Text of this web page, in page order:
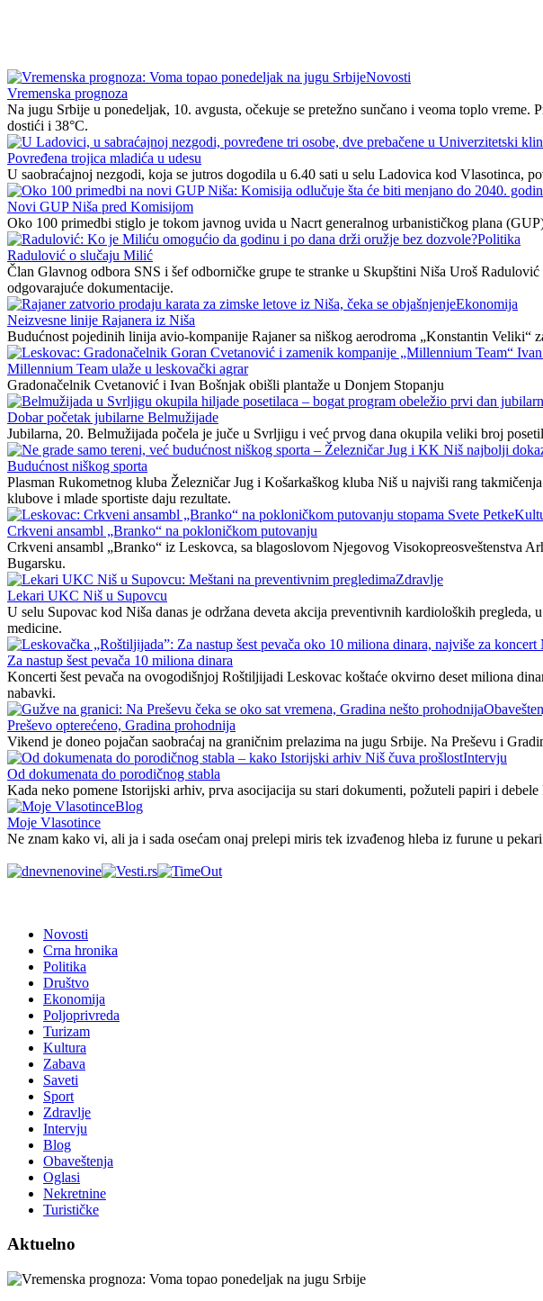
Novosti
Vremenska prognoza
Na jugu Srbije u ponedeljak, 10. avgusta, očekuje se pretežno sunčano i veoma toplo
dostići i 38°C.
Povređena trojica mladića u udesu
U saobraćajnoj nezgodi, koja se jutros dogodila u 6.40 sati u selu Ladovica kod Vlasotinca,
Novi GUP Niša pred Komisijom
Oko 100 primedbi stiglo je tokom javnog uvida u Nacrt generalnog urbanističkog plana
Politika
Radulović o slučaju Milić
Član Glavnog odbora SNS i šef odborničke grupe te stranke u Skupštini Niša Uroš
odgovarajuće dokumentacije.
Ekonomija
Neizvesne linije Rajanera iz Niša
Budućnost pojedinih linija avio-kompanije Rajaner sa niškog aerodroma „Konstantin Veliki“
Millennium Team ulaže u leskovački agrar
Gradonačelnik Cvetanović i Ivan Bošnjak obišli plantaže u Donjem Stopanju
Dobar početak jubilarne Belmužijade
Jubilarna, 20. Belmužijada počela je juče u Svrljigu i već prvog dana okupila veliki broj
Budućnost niškog sporta
Plasman Rukometnog kluba Železničar Jug i Košarkaškog kluba Niš u najviši rang
klubove i mlade sportiste daju rezultate.
Crkveni ansambl „Branko“ na pokloničkom putovanju
Crkveni ansambl „Branko“ iz Leskovca, sa blagoslovom Njegovog
Bugarsku.
Zdravlje
Lekari UKC Niš u Supovcu
U selu Supovac kod Niša danas je održana deveta akcija preventivnih kardioloških
medicine.
Za nastup šest pevača 10 miliona dinara
Koncerti šest pevača na ovogodišnjoj Roštiljijadi Leskovac koštaće okvirno deset miliona
nabavki.
Preševo opterećeno, Gradina prohodnija
Vikend je doneo pojačan saobraćaj na graničnim prelazima na jugu Srbije. Na Preševu i
Intervju
Od dokumenata do porodičnog stabla
Kada neko pomene Istorijski arhiv, prva asocijacija su stari dokumenti, požuteli papiri i
Blog
Moje Vlasotince
Ne znam kako vi, ali ja i sada osećam onaj prelepi miris tek izvađenog hleba iz furune u
Novosti
Crna hronika
Politika
Društvo
Ekonomija
Poljoprivreda
Turizam
Kultura
Zabava
Saveti
Sport
Zdravlje
Intervju
Blog
Obaveštenja
Oglasi
Nekretnine
Turističke
Aktuelno